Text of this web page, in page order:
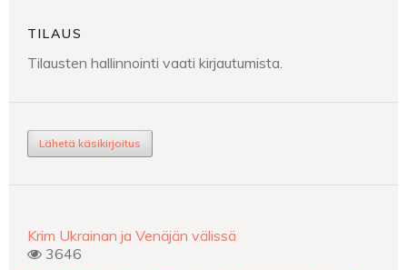
TILAUS
Tilausten hallinnointi vaati kirjautumista.
Lähetä käsikirjoitus
Krim Ukrainan ja Venäjän välissä
3646